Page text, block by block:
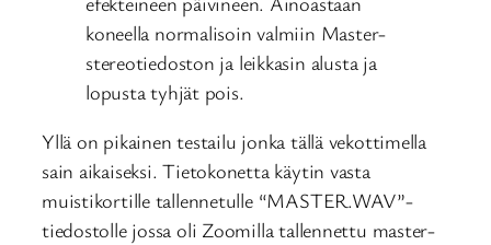
koneella normalisoin valmiin Master-
stereotiedoston ja leikkasin alusta ja
lopusta tyhjät pois.
Yllä on pikainen testailu jonka tällä vekottimella
sain aikaiseksi. Tietokonetta käytin vasta
muistikortille tallennetulle “MASTER.WAV”-
tiedostolle jossa oli Zoomilla tallennettu master-